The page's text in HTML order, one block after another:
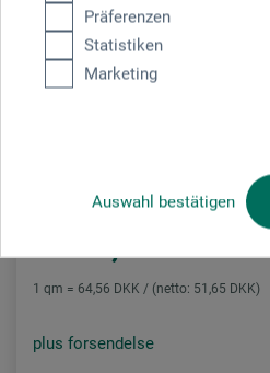
Präferenzen
Statistiken
Marketing
Auswahl bestätigen
1 qm = 64,56 DKK / (netto: 51,65 DKK)
plus forsendelse